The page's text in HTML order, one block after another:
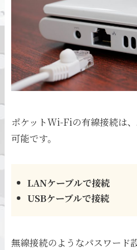
ポケットWi-Fiの有線接続は
可能です。
LANケーブルで接続
USBケーブルで接続
無線接続のようなパスワード